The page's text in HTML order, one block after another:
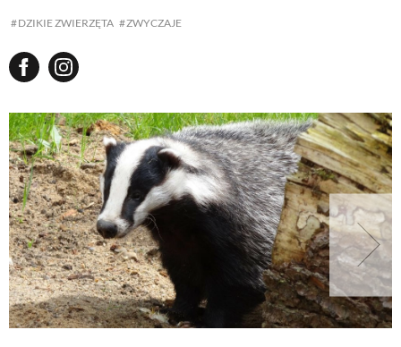
DZIKIE ZWIERZĘTA ZWYCZAJE